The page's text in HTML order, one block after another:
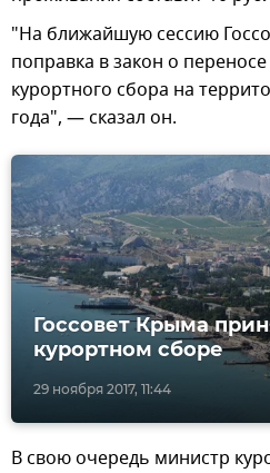
"На ближайшую сессию
поправка в закон о
курортного сбора на
года", — сказал он.
29 ноября 2017, 11:44
Госсовет Крыма
курортном сборе
В свою очередь министр